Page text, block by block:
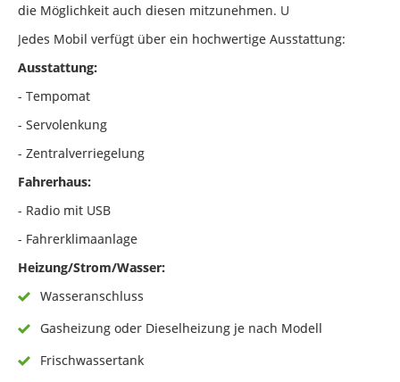
die Möglichkeit auch diesen mitzunehmen. U
Jedes Mobil verfügt über ein hochwertige Ausstattung:
Ausstattung:
- Tempomat
- Servolenkung
- Zentralverriegelung
Fahrerhaus:
- Radio mit USB
- Fahrerklimaanlage
Heizung/Strom/Wasser:
Wasseranschluss
Gasheizung oder Dieselheizung je nach Modell
Frischwassertank